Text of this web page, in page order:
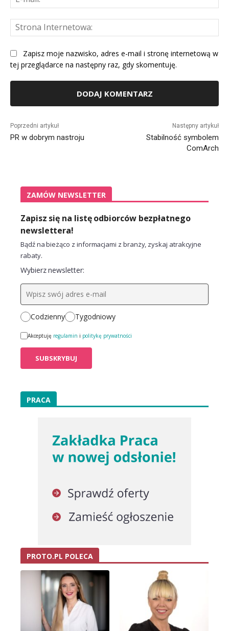
Zapisz moje nazwisko, adres e-mail i stronę internetową w
tej przeglądarce na następny raz, gdy skomentuję.
Poprzedni artykuł
PR w dobrym nastroju
Następny artykuł
Stabilność symbolem
ComArch
ZAMÓW NEWSLETTER
Zapisz się na listę odbiorców bezpłatnego
newslettera!
Bądź na bieżąco z informacjami z branży, zyskaj atrakcyjne
rabaty.
Wybierz newsletter:
Codzienny Tygodniowy
Akceptuję regulamin i politykę prywatności
PRACA
PROTO.PL POLECA